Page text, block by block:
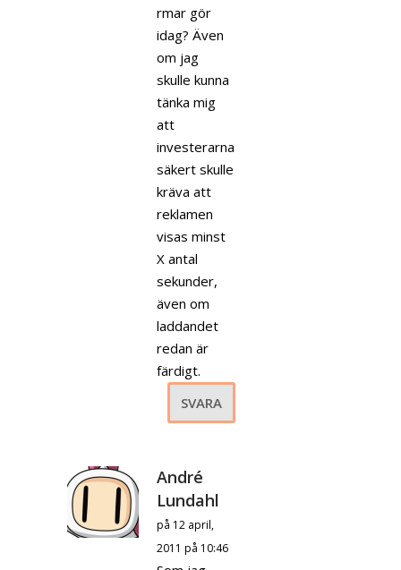
rmar gör
idag? Även
om jag
skulle kunna
tänka mig
att
investerarna
säkert skulle
kräva att
reklamen
visas minst
X antal
sekunder,
även om
laddandet
redan är
färdigt.
SVARA
André
Lundahl
på 12 april,
2011 på 10:46